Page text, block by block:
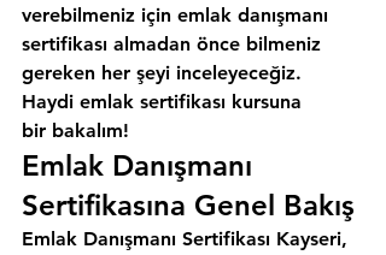
verebilmeniz için emlak danışmanı
sertifikası almadan önce bilmeniz
gereken her şeyi inceleyeceğiz.
Haydi emlak sertifikası kursuna
bir bakalım!
Emlak Danışmanı
Sertifikasına Genel Bakış
Emlak Danışmanı Sertifikası Kayseri,